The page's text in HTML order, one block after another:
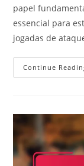
papel
essencial para
jogadas de
Continue